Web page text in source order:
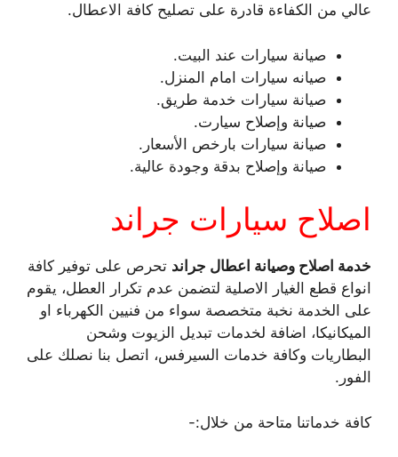
عالي من الكفاءة قادرة على تصليح كافة الاعطال.
صيانة سيارات عند البيت.
صيانه سيارات امام المنزل.
صيانة سيارات خدمة طريق.
صيانة وإصلاح سيارت.
صيانة سيارات بارخص الأسعار.
صيانة وإصلاح بدقة وجودة عالية.
اصلاح سيارات جراند
خدمة اصلاح وصيانة اعطال جراند تحرص على توفير كافة
انواع قطع الغيار الاصلية لتضمن عدم تكرار العطل، يقوم
على الخدمة نخبة متخصصة سواء من فنيين الكهرباء او
الميكانيكا، اضافة لخدمات تبديل الزيوت وشحن
البطاريات وكافة خدمات السيرفس، اتصل بنا نصلك على
الفور.
كافة خدماتنا متاحة من خلال:-